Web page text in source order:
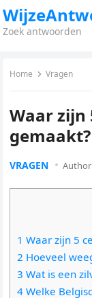
Zoek antwoorden
Home Vragen
Waar zijn
gemaakt?
VRAGEN Author
1 Waar zijn 5
2 Hoeveel
3 Wat is een
4 Welke